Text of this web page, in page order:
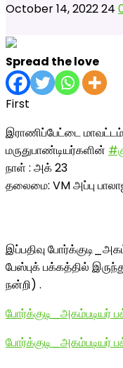
October 14, 202224
Spread the love
First
இராணிப்பேட்டை
மருதுபாண்டியர்களின்
நாள் : அக் 23
தலைமை: VM அப்பு
இப்பதிவு
பேஸ்புக் பக்கத்தில்
நன்றி) .
போர்க்குடி_அகம்படியர்
போர்க்குடி_அகம்படியர்